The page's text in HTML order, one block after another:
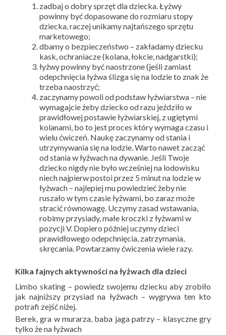
zadbaj o dobry sprzęt dla dziecka. Łyżwy
powinny być dopasowane do rozmiaru stopy
dziecka, raczej unikamy najtańszego sprzętu
marketowego;
dbamy o bezpieczeństwo – zakładamy dziecku
kask, ochraniacze (kolana, łokcie, nadgarstki);
łyżwy powinny być naostrzone (jeśli zamiast
odepchnięcia łyżwa ślizga się na lodzie to znak że
trzeba naostrzyć;
zaczynamy powoli od podstaw łyżwiarstwa – nie
wymagajcie żeby dziecko od razu jeździło w
prawidłowej postawie łyżwiarskiej, z ugiętymi
kolanami, bo to jest proces który wymaga czasu i
wielu ćwiczeń. Naukę zaczynamy od stania i
utrzymywania się na lodzie. Warto nawet zacząć
od stania w łyżwach na dywanie. Jeśli Twoje
dziecko nigdy nie było wcześniej na lodowisku
niech najpierw postoi przez 5 minut na lodzie w
łyżwach – najlepiej mu powiedzieć żeby nie
ruszało w tym czasie łyżwami, bo zaraz może
stracić równowagę. Uczymy zasad wstawania,
robimy przysiady, małe kroczki z łyżwami w
pozycji V. Dopiero później uczymy dzieci
prawidłowego odepchnięcia, zatrzymania,
skręcania. Powtarzamy ćwiczenia wiele razy.
Kilka fajnych aktywności na łyżwach dla dzieci
Limbo skating – powiedz swojemu dziecku aby zrobiło
jak najniższy przysiad na łyżwach – wygrywa ten kto
potrafi zejść niżej.
Berek, gra w murarza, baba jaga patrzy – klasyczne gry
tylko że na łyżwach